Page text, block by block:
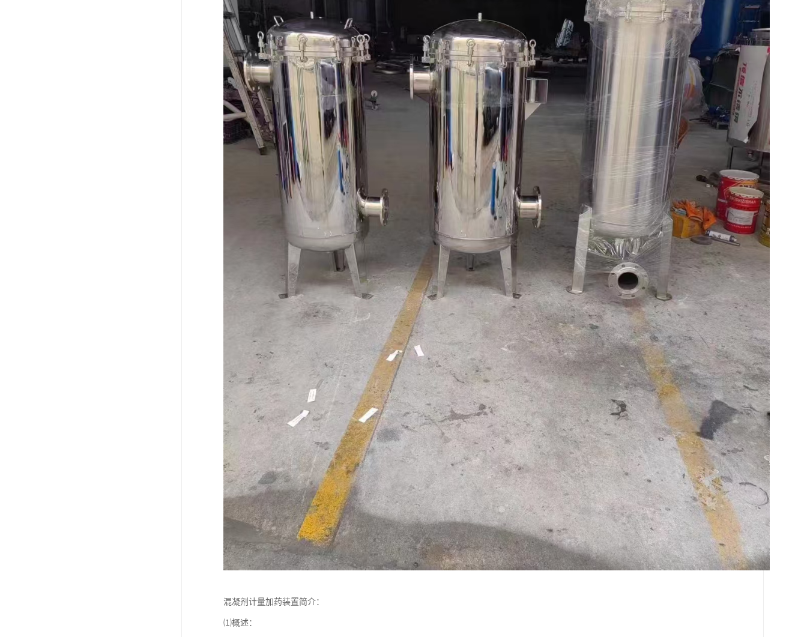
混凝剂计量加药装置简介：
⑴概述：